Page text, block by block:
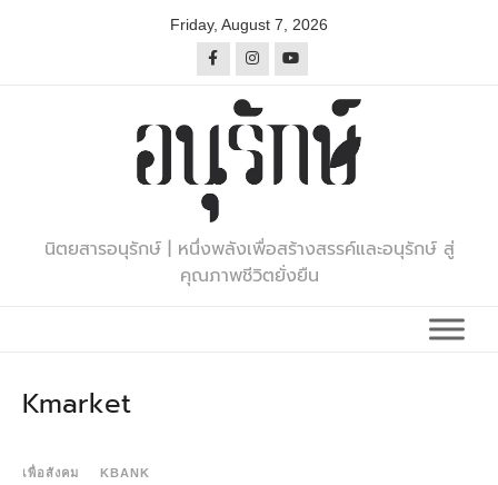
Friday, August 7, 2026
นิตยสารอนุรักษ์ | หนึ่งพลังเพื่อสร้างสรรค์และอนุรักษ์ สู่
คุณภาพชีวิตยั่งยืน
Kmarket
เพื่อสังคม KBANK